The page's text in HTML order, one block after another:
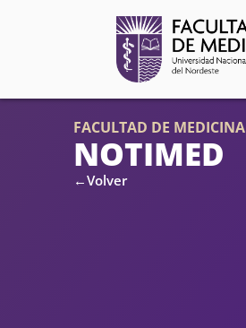
FACULTAD DE MEDICINA
NOTIMED
←Volver